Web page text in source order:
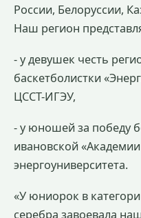
России, Белоруссии,
Наш регион
- у девушек честь
баскетболистки
ЦССТ-ИГЭУ,
- у юношей за победу
ивановской
энергоуниверситета.
«У юниорок в
серебра завоевала